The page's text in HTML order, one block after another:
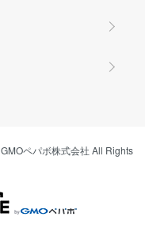
GMOペパボ株式会社 All Rights